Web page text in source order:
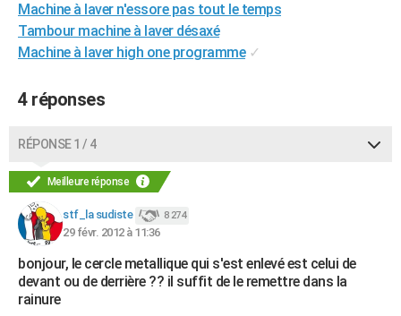
COPAINS D'AVANT
S'inscrire
Se connecter
Lycées
Collèges
Primaires
Universités
Entreprises
Service militaire
Avis de recherche
AVIS DE DÉCÈS
FORUM
Machine à laver n'essore pas tout le temps
Tambour machine à laver désaxé
Machine à laver high one programme ✓
4 réponses
RÉPONSE 1 / 4
Meilleure réponse
stf_la sudiste 8 274
29 févr. 2012 à 11:36
bonjour, le cercle metallique qui s'est enlevé est celui de
devant ou de derrière ?? il suffit de le remettre dans la
rainure